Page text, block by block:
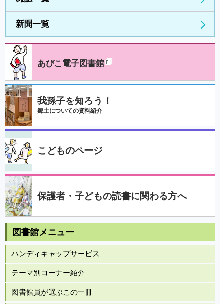
新聞一覧
あびこ電子図書館
我孫子を知ろう！
郷土についての資料紹介
こどものページ
保護者・子どもの読書に関わる方へ
図書館メニュー
ハンディキャップサービス
テーマ別コーナー紹介
図書館員が選ぶこの一冊